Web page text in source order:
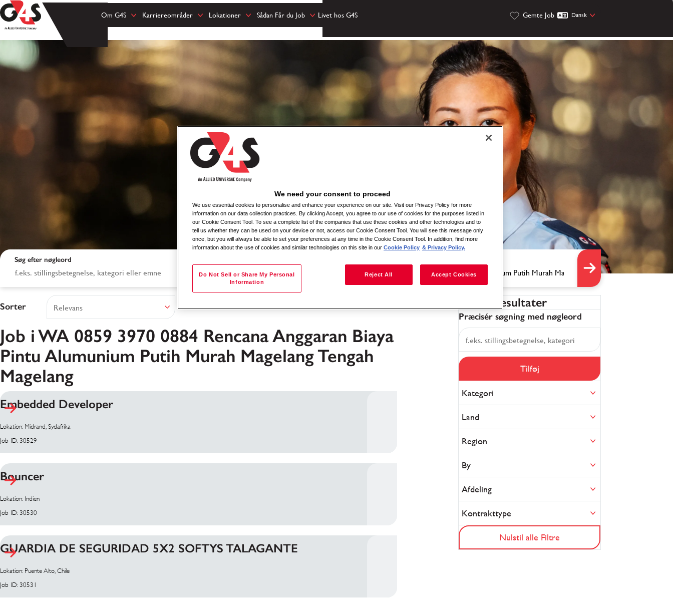
Om G4S Karriereområder Lokationer Sådan Får du Job Livet hos G4S Gemte Job Dansk
Søgeresultater
Søg efter nøgleord
Sorter
Job i WA 0859 3970 0884 Rencana Anggaran Biaya
Pintu Alumunium Putih Murah Magelang Tengah
Magelang
Embedded Developer
Lokation: Midrand, Sydafrika
Job ID: 30529
Bouncer
Lokation: Indien
Job ID: 30530
GUARDIA DE SEGURIDAD 5X2 SOFTYS TALAGANTE
Lokation: Puente Alto, Chile
Job ID: 30531
Filtrér resultater
Præcisér søgning med nøgleord
Tilføj
Kategori
Land
Region
By
Afdeling
Kontrakttype
Nulstil alle Filtre
We need your consent to proceed
We use essential cookies to personalise and enhance your experience on our site. Visit our Privacy Policy for more
information on our data collection practices. By clicking Accept, you agree to our use of cookies for the purposes listed in
our Cookie Consent Tool. To see a complete list of the companies that use these cookies and other technologies and to
tell us whether they can be used on your device or not, access our Cookie Consent Tool. You will see this message only
once, but you will always be able to set your preferences at any time in the Cookie Consent Tool. In addition, find more
information about the use of cookies and similar technologies on this site in our Cookie Policy & Privacy Policy.
Do Not Sell or Share My Personal
Information
Reject All Accept Cookies